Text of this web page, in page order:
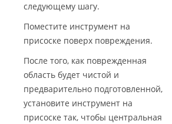
следующему шагу.
Поместите инструмент на
присоске поверх повреждения.
После того, как поврежденная
область будет чистой и
предварительно подготовленной,
установите инструмент на
присоске так, чтобы центральная